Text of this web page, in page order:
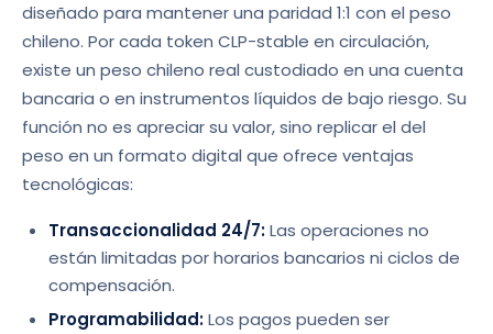
diseñado para mantener una paridad 1:1 con el peso
chileno. Por cada token CLP-stable en circulación,
existe un peso chileno real custodiado en una cuenta
bancaria o en instrumentos líquidos de bajo riesgo. Su
función no es apreciar su valor, sino replicar el del
peso en un formato digital que ofrece ventajas
tecnológicas:
Transaccionalidad 24/7:Las operaciones no
están limitadas por horarios bancarios ni ciclos de
compensación.
Programabilidad:Los pagos pueden ser